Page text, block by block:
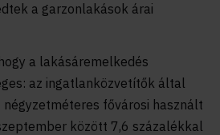
a garzonlakások árai
a lakásáremelkedés
az ingatlanközvetítők által
fővárosi használt
között 7,6 százalékkal